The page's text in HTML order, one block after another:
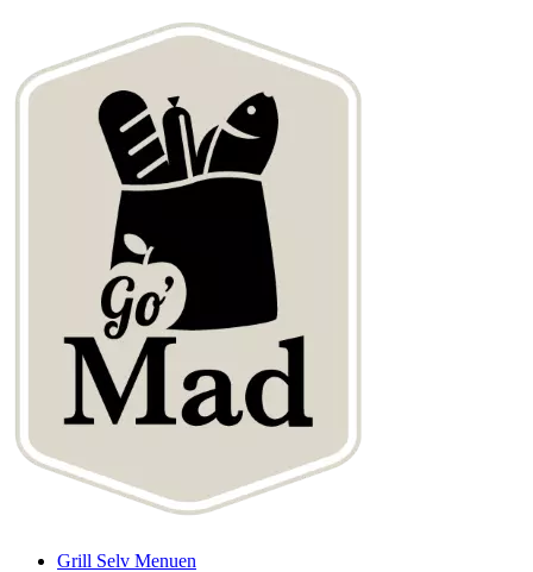
Grill Selv Menuen